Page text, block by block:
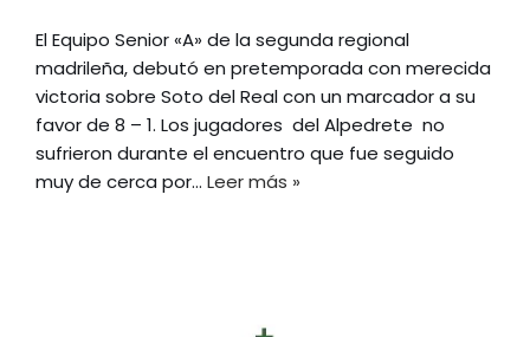
El Equipo Senior «A» de la segunda regional
madrileña, debutó en pretemporada con merecida
victoria sobre Soto del Real con un marcador a su
favor de 8 – 1. Los jugadores del Alpedrete no
sufrieron durante el encuentro que fue seguido
muy de cerca por… Leer más »